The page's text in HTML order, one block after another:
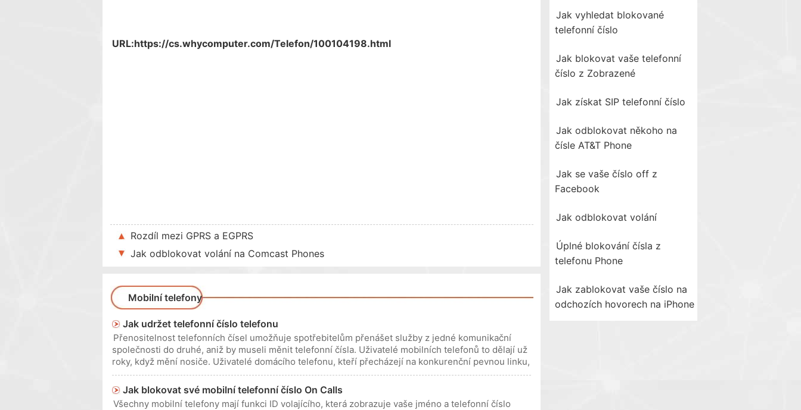
URL:https://cs.whycomputer.com/Telefon/100104198.html
Rozdíl mezi GPRS a EGPRS
Jak odblokovat volání na Comcast Phones
Mobilní telefony
Jak udržet telefonní číslo telefonu
Přenositelnost telefonních čísel umožňuje spotřebitelům přenášet služby z jedné komunikační
společnosti do druhé, aniž by museli měnit telefonní čísla. Uživatelé mobilních telefonů to dělají už
roky, když mění nosiče. Uživatelé domácího telefonu, kteří přecházejí na konkurenční pevnou linku,
používa
Jak blokovat své mobilní telefonní číslo On Calls
Všechny mobilní telefony mají funkci ID volajícího, která zobrazuje vaše jméno a telefonní číslo
Jak vyhledat blokované
telefonní číslo
Jak blokovat vaše telefonní
číslo z Zobrazené
Jak získat SIP telefonní číslo
Jak odblokovat někoho na
čísle AT&T Phone
Jak se vaše číslo off z
Facebook
Jak odblokovat volání
Úplné blokování čísla z
telefonu Phone
Jak zablokovat vaše číslo na
odchozích hovorech na iPhone